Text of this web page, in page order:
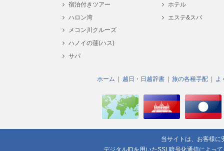
宿泊付きツアー
ハロン湾
メコン川クルーズ
ハノイの蓮(ハス)
サパ
ホテル
エステ&スパ
ホーム 越日・日越辞書 旅の各種手配 よ
当サイトは、お客様に
デジタルIDを用いたSSL暗号化通信によっ